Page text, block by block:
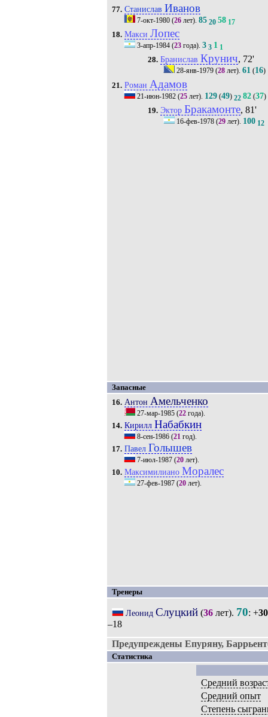
77. Станислав Иванов
7-окт-1980(26лет). 85 20 58 17
18. Макси Лопес
3-апр-1984(23года). 3 3 1 1
28. Бранислав Крунич, 72'
28-янв-1979 (28 лет).61 (16)
21. Роман Адамов
21-июн-1982(25лет). 129(49) 22 82(37)
19. Эктор Бракамонте, 81'
16-фев-1978 (29 лет). 100 12
Запасные
16. Антон Амельченко
27-мар-1985(22года).
14. Кирилл Набабкин
8-сен-1986(21год).
17. Павел Голышев
7-июл-1987(20лет).
10. Максимилиано Моралес
27-фев-1987(20лет).
Тренеры
Леонид Слуцкий(36лет). 70: +30
–18
Предупреждены Епуряну,
Статистика
Средний
Средний опыт
Степень